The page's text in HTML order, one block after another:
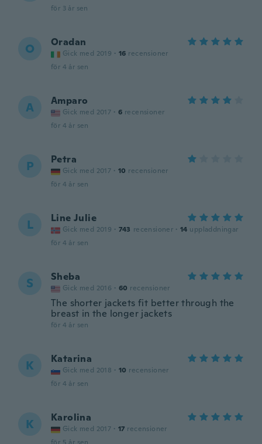
för 3 år sen
O Oradan
Gick med 2019 · 16 recensioner
för 4 år sen
A Amparo
Gick med 2017 · 6 recensioner
för 4 år sen
P Petra
Gick med 2017 · 10 recensioner
för 4 år sen
L Line Julie
Gick med 2019 · 743 recensioner · 14 uppladdningar
för 4 år sen
S Sheba
Gick med 2016 · 60 recensioner
The shorter jackets fit better through the
breast in the longer jackets
för 4 år sen
K Katarina
Gick med 2018 · 10 recensioner
för 4 år sen
K Karolina
Gick med 2017 · 17 recensioner